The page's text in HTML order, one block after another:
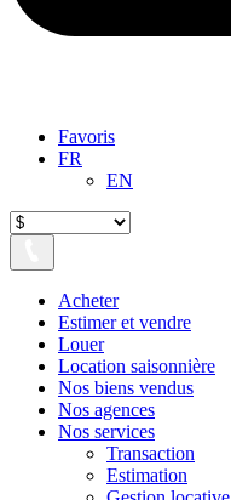
Favoris
FR
EN
Acheter
Estimer et vendre
Louer
Location saisonnière
Nos biens vendus
Nos agences
Nos services
Transaction
Estimation